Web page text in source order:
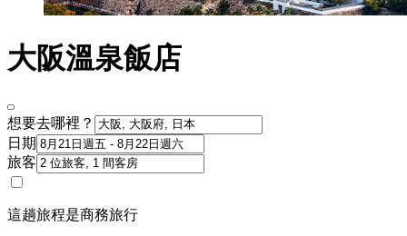
大阪溫泉飯店
想要去哪裡？
日期
旅客
這趟旅程是商務旅行